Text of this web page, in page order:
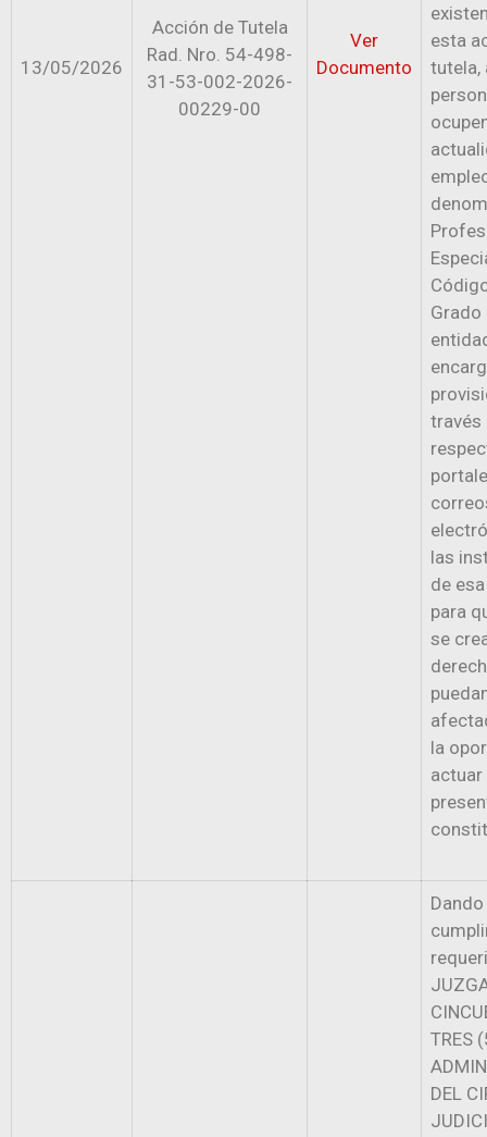
13/05/2026
Acción de Tutela
Rad. Nro. 54-498-
31-53-002-2026-
00229-00
Ver
Documento
esta
tutela,
Grado
través
las
de
para
se
la
Dando
TRES
DEL